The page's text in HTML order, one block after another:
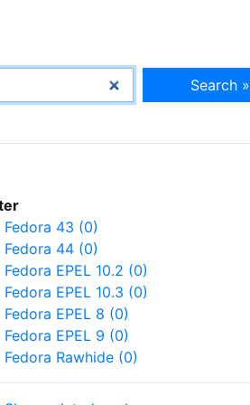
Search »
Fedora 43 (0)
Fedora 44 (0)
Fedora EPEL 10.2 (0)
Fedora EPEL 10.3 (0)
Fedora EPEL 8 (0)
Fedora EPEL 9 (0)
Fedora Rawhide (0)